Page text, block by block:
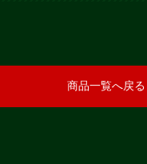
商品一覧へ戻る